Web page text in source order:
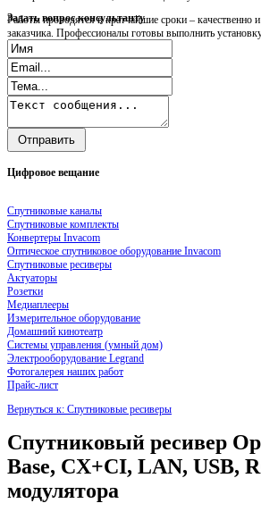
Работы проводятся в кратчайшие сроки –
заказчика. Профессионалы готовы выполнить
Задатьвопрос консультанту
Цифровое вещание
Спутниковые каналы
Спутниковые комплекты
Конвертеры Invacom
Оптическое спутниковое оборудование Invacom
Спутниковые ресиверы
Актуаторы
Розетки
Медиаплееры
Измерительное оборудование
Домашний кинотеатр
Системы управления (умный дом)
Электрооборудование Legrand
Фотогалерея наших работ
Прайс-лист
Вернуться к: Спутниковые ресиверы
Спутниковый ресивер
Base, CX+CI, LAN, USB,
модулятора